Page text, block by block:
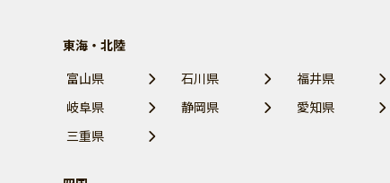
東海・北陸
富山県
石川県
福井県
岐阜県
静岡県
愛知県
三重県